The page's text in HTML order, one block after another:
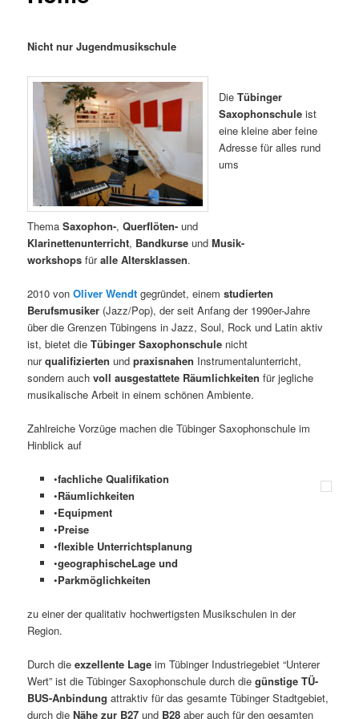
Nicht nur Jugendmusikschule
DieTübinger
Saxophonschule ist
eine kleine aber feine
Adresse für alles rund
ums
ThemaSaxophon-,Querflöten-und
Klarinettenunterricht, Bandkurse undMusik-
workshops füralle Altersklassen.
2010 vonOliver Wendt gegründet, einemstudierten
Berufsmusiker (Jazz/Pop), der seit Anfang der 1990er-Jahre
über die Grenzen Tübingens in Jazz, Soul, Rock und Latin aktiv
ist, bietet dieTübinger Saxophonschule nicht
nurqualifizierten undpraxisnahen Instrumentalunterricht,
sondern auchvoll ausgestattete Räumlichkeiten für jegliche
musikalische Arbeit in einem schönen Ambiente.
Zahlreiche Vorzüge machen die Tübinger Saxophonschule im
Hinblick auf
•fachliche Qualifikation
•Räumlichkeiten
•Equipment
•Preise
•flexible Unterrichtsplanung
•geographischeLage und
•Parkmöglichkeiten
zu einer der qualitativ hochwertigsten Musikschulen in der
Region.
Durch dieexzellente Lage im Tübinger Industriegebiet “Unterer
Wert” ist die Tübinger Saxophonschule durch diegünstige TÜ-
BUS-Anbindung attraktiv für das gesamte Tübinger Stadtgebiet,
durch dieNähe zur B27 und B28 aber auch für den gesamten